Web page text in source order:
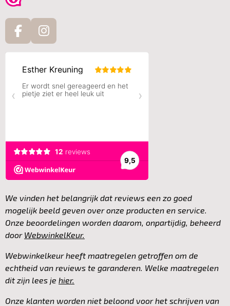
F
e
b
o
I
t
a
g
We vinden het belangrijk dat reviews een zo goed
mogelijk beeld geven over onze producten en service.
Onze beoordelingen worden daarom, onpartijdig, beheerd
door WebwinkelKeur.
Webwinkelkeur heeft maatregelen getroffen om de
echtheid van reviews te garanderen. Welke maatregelen
dit zijn lees je hier.
Onze klanten worden niet beloond voor het schrijven van